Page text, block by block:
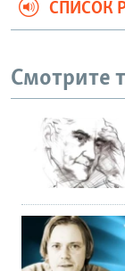
СПИСОК
Смотрите